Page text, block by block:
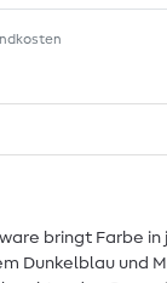
bringt Farbe in
Dunkelblau und